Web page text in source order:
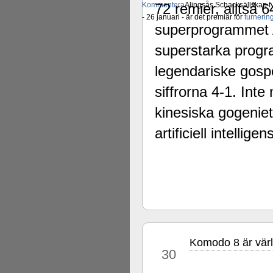
KommenteraAlingsås Schacksällskap
- 26 januari - är det premiär för
72 remier, alltså
superstarka
legendariske
siffrorna 4-1. Inte
kinesiska
artificiell
30
Komodo 8 är